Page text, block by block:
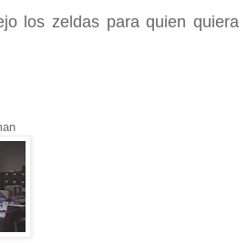
los zeldas para quien quiera